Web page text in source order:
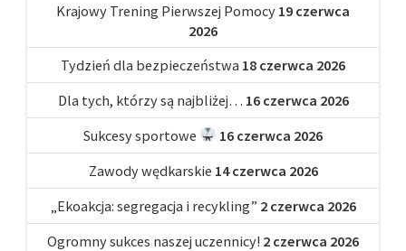
Krajowy Trening Pierwszej Pomocy 19 czerwca
2026
Tydzień dla bezpieczeństwa 18 czerwca 2026
Dla tych, którzy są najbliżej… 16 czerwca 2026
Sukcesy sportowe
16 czerwca 2026
Zawody wędkarskie 14 czerwca 2026
„Ekoakcja: segregacja i recykling” 2 czerwca 2026
Ogromny sukces naszej uczennicy! 2 czerwca 2026